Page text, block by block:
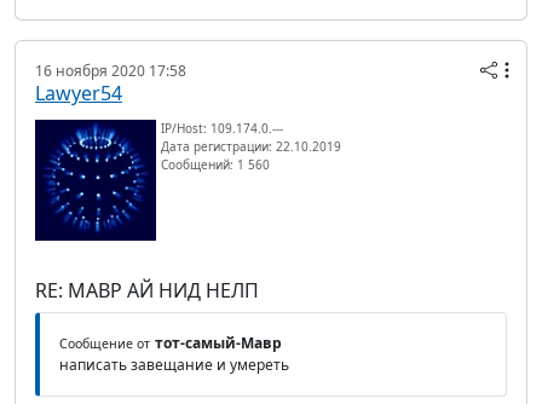
16 ноября 2020 17:58
Lawyer54
IP/Host: 109.174.0.---
Дата регистрации: 22.10.2019
Сообщений: 1 560
RE: МАВР АЙ НИД НЕЛП
Сообщение от тот-самый-Мавр
написать завещание и умереть